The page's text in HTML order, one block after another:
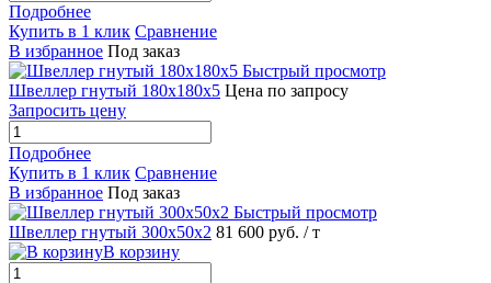
Подробнее
Купить в 1 клик Сравнение
В избранное Под заказ
Быстрый просмотр
Швеллер гнутый 180х180х5 Цена по запросу
Запросить цену
Подробнее
Купить в 1 клик Сравнение
В избранное Под заказ
Быстрый просмотр
Швеллер гнутый 300х50х2 81 600 руб. / т
В корзину